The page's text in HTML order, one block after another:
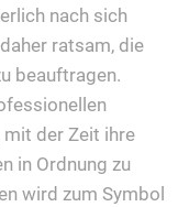
nach sich
ratsam, die
beauftragen.
mit der Zeit ihre
in Ordnung zu
wird zum Symbol